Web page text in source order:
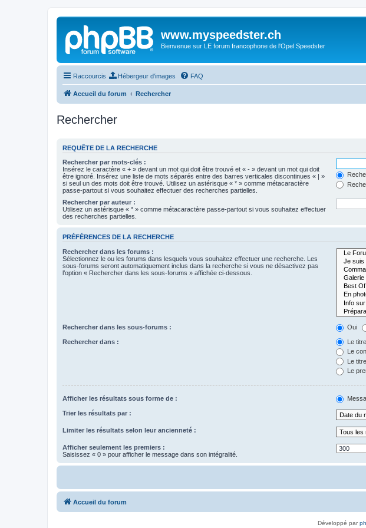
www.myspeedster.ch
Bienvenue sur LE forum francophone de l'Opel Speedster
Raccourcis Hébergeur d'images FAQ
Accueil du forum Rechercher
Rechercher
REQUÊTE DE LA RECHERCHE
Rechercher par mots-clés :
Insérez le caractère « + » devant un mot qui doit être trouvé et « - » devant un mot qui doit
être ignoré. Insérez une liste de mots séparés entre des barres verticales discontinues « | »
si seul un des mots doit être trouvé. Utilisez un astérisque « * » comme métacaractère
passe-partout si vous souhaitez effectuer des recherches partielles.
Rechercher par auteur :
Utilisez un astérisque « * » comme métacaractère passe-partout si vous souhaitez effectuer
des recherches partielles.
PRÉFÉRENCES DE LA RECHERCHE
Rechercher dans les forums :
Sélectionnez le ou les forums dans lesquels vous souhaitez effectuer une recherche. Les
sous-forums seront automatiquement inclus dans la recherche si vous ne désactivez pas
l’option « Rechercher dans les sous-forums » affichée ci-dessous.
Rechercher dans les sous-forums : Oui
Rechercher dans :
Le
Le
Le
Le
Afficher les résultats sous forme de :
Trier les résultats par :
Limiter les résultats selon leur ancienneté :
Afficher seulement les premiers :
Saisissez « 0 » pour afficher le message dans son intégralité.
Accueil du forum
Développé par